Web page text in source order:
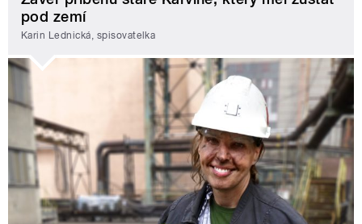
pod zemí
Karin Lednická, spisovatelka